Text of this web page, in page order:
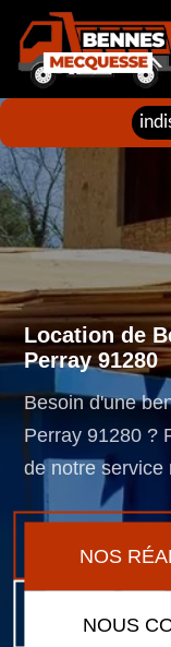
Location de
Perray 91280
Besoin d'une
Perray 91280 ?
de notre service
NOS
NOUS